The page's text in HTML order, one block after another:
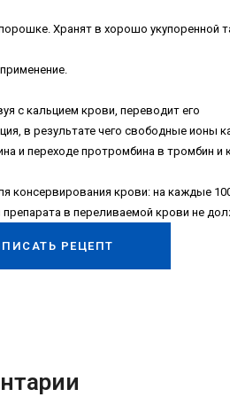
Хранят в хорошо укупоренной
с кальцием крови, переводит его
в результате чего свободные ионы
и переходе протромбина в тромбин и
консервирования крови: на каждые
препарата в переливаемой крови не
РЕЦЕПТ